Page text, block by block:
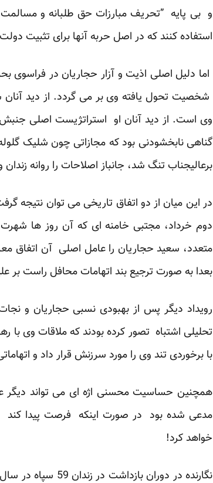
و بی پایه ”تحریف مبارزات حق طلبانه و مسالمت
استفاده کنند که در اصل حربه آنها برای تثبیت
اما دلیل اصلی اذیت و آزار حجاریان در فراسوی
شخصیت تحول یافته وی بر می گردد. از دید
وی است. از دید آنان او استراتژیست اصلی جنبش
گناهی نابخشودنی بود که مجازاتی چون شلیک
برعالیجناب تنگ شد، جانباز اصلاحات را روانه
در این میان از دو اتفاق تاریخی می توان نتیجه
دوم خرداد، مجتبی خامنه ای که آن روز ها
متعدد، سعید حجاریان را عامل اصلی آن اتفاق
بعدا به صورت ترجیع بند اتهامات محافل راست بر
رویداد دیگر پس از بهبودی نسبی حجاریان و
تحلیلی اشتباه تصور کرده بودند که ملاقات وی
با برخوردی تند وی را مورد سرزنش قرار داد و
همچنین حساسیت محسنی اژه ای می تواند دیگر
مدعی شده بود در صورت اینکه فرصت پیدا کند
خواهد کرد!